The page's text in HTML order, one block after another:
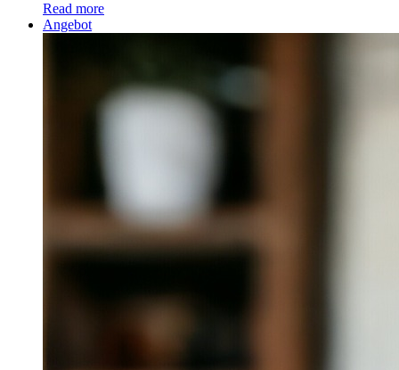
Read more
Angebot